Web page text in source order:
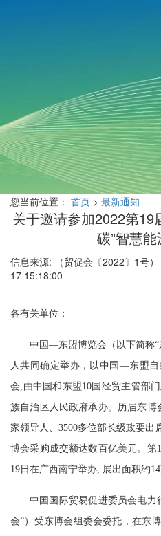
您当前位置： 首页 > 最新通知
关于邀请参加2022第
碳”智慧
信息来源: （贸促会〔2022〕1号）
17 15:18:00
各有关单位：
中国—东盟博览会（以下简称“
人共同确定举办，以中国—东盟
会,由中国和东盟10国经贸主管部
族自治区人民政府承办。历届东博
家领导人、3500多位部长级政要出
博会采购成交额达数百亿美元。
19日在广西南宁举办, 展出面积约14
中国国际贸易促进委员会电力
会”）受东博会组委会委托，在东